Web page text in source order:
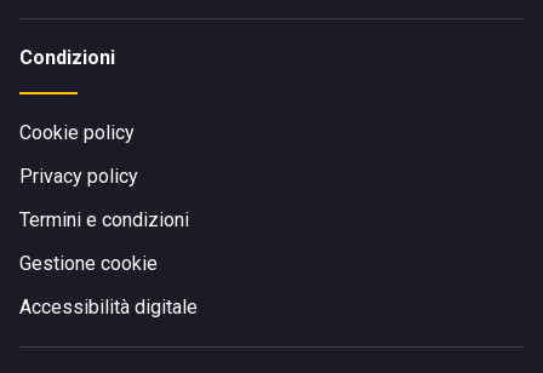
Condizioni
Cookie policy
Privacy policy
Termini e condizioni
Gestione cookie
Accessibilità digitale